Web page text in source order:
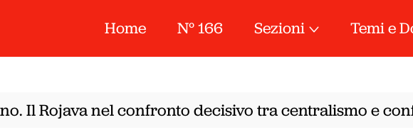
Home N° 166 Sezioni Temi e
Rojava nel confronto decisivo tra centralismo e